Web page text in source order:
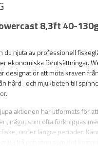
8,3ft 40-
du njuta av professionell
ekonomiska förutsättningar.
designat ör att möta kraven
hård- och mjukbeten till
aktionen har utformats för
något som ofta förknippas
under längre perioder.